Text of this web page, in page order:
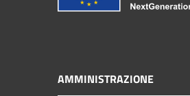
AMMINISTRAZIONE